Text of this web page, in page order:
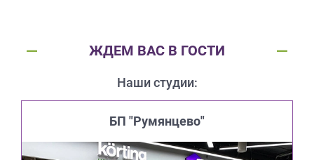
ЖДЕМ ВАС В ГОСТИ
Наши студии:
БП "Румянцево"